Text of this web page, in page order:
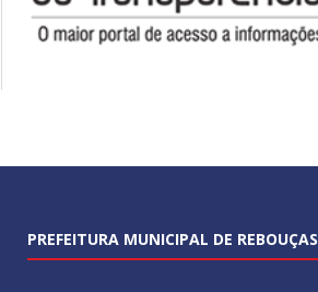
PREFEITURA MUNICIPAL DE REBOUÇAS